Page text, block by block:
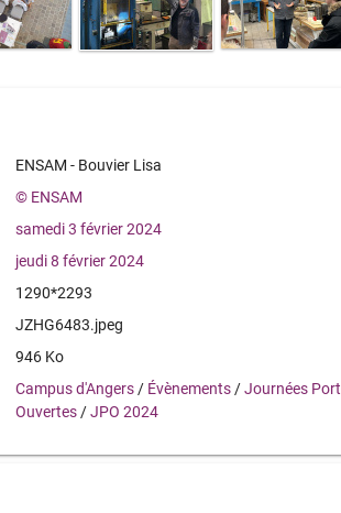
ENSAM - Bouvier Lisa
© ENSAM
samedi 3 février 2024
jeudi 8 février 2024
1290*2293
JZHG6483.jpeg
946 Ko
Campus d'Angers / Évènements /Journées
Ouvertes /JPO 2024